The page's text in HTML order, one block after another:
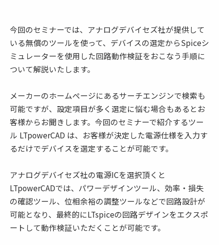
今回のセミナーでは、アナログデバイセズ社が提供して
いる無償のツールを使って、デバイスの選定からSpiceシ
ミュレーターを使用した回路動作検証をおこなう手順に
ついて解説いたします。
メーカーのホームページにあるサーチエンジンで検索も
可能ですが、設定項目が多く選定に悩む場合もあるとお
客様からお聞きします。今回のセミナーで紹介するツー
ル LTpowerCAD は、お客様が決定した電源仕様を入力す
るだけでデバイスを選定することが可能です。
アナログデバイセズ社の電源ICを選択頂くと
LTpowerCADでは、パワーデザインツール、効率・損失
の確認ツール、位相余裕の調整ツールなどで回路設計が
可能となり、最終的にLTspiceの回路デザインをエクスポ
ートして動作検証いただくことが可能です。